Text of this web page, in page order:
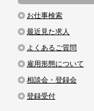
お仕事検索
最近見た求人
よくあるご質問
雇用形態について
相談会・登録会
登録受付